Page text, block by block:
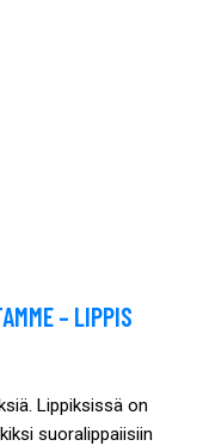
– LIPPIS
Lippiksissä on
suoralippaiisiin